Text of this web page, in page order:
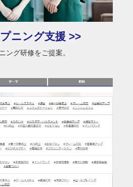
ニング支援 >>
ング研修をご提案。